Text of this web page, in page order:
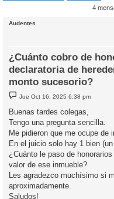
4
Audentes
¿Cuánto cobro de
declaratoria de
monto sucesorio?
M
e
s
a
e
Jue Oct 16, 2025 6:38 pm
Buenas tardes colegas,
Tengo una pregunta sencilla.
Me pidieron que me ocupe de
En el juicio solo hay 1 bien (un
¿Cuánto le paso de
valor de ese inmueble?
Les agradezco muchísimo si
aproximadamente.
Saludos!